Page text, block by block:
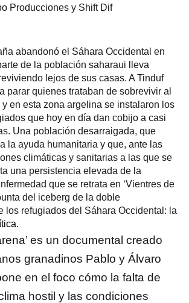
Producciones y Shift Dif
abandonó el Sáhara Occidental en
de la población saharaui lleva
lejos de sus casas. A Tinduf
parar quienes trataban de sobrevivir al
en esta zona argelina se instalaron los
que hoy en día dan cobijo a casi
Una población desarraigada, que
la ayuda humanitaria y que, ante las
climáticas y sanitarias a las que se
una persistencia elevada de la
que se retrata en ‘Vientres de
del iceberg de la doble
los refugiados del Sáhara Occidental: la
.
es un documental creado
granadinos Pablo y Álvaro
en el foco cómo la falta de
hostil y las condiciones